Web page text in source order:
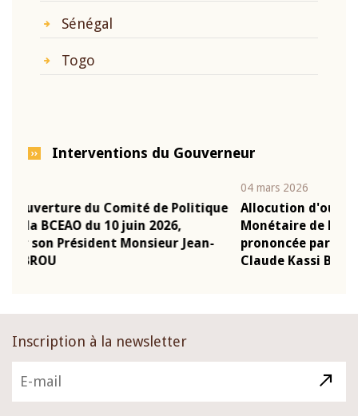
Sénégal
Togo
Interventions du Gouverneur
Allocution d'ouverture du Comité de Politique
Monétaire de la BCEAO du 4 mars 2026,
prononcée par son Président Monsieur Jean-
Claude Kassi BROU
Inscription à la newsletter